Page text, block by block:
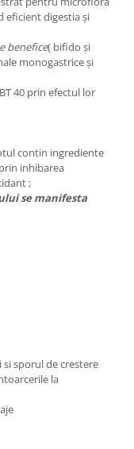
eficient digestia și
benefice( bifido și
monogastrice și
40 prin efectul lor
contin ingrediente
inhibarea
;
se manifesta
sporul de crestere
la